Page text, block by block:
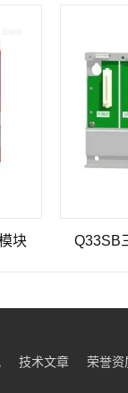
Q33SB三菱
技术文章 荣誉资